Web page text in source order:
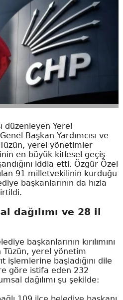
düzenleyen Yerel
Başkan Yardımcısı ve
yerel yönetimler
en büyük kitlesel geçiş
iddia etti. Özgür Özel
91 milletvekilinin kurduğu
başkanlarının da hızla
dağılımı ve 28 il
başkanlarının kırılımını
yerel yönetim
işlemlerine başladığını dile
göre istifa eden 232
dağılımı şu şekilde: